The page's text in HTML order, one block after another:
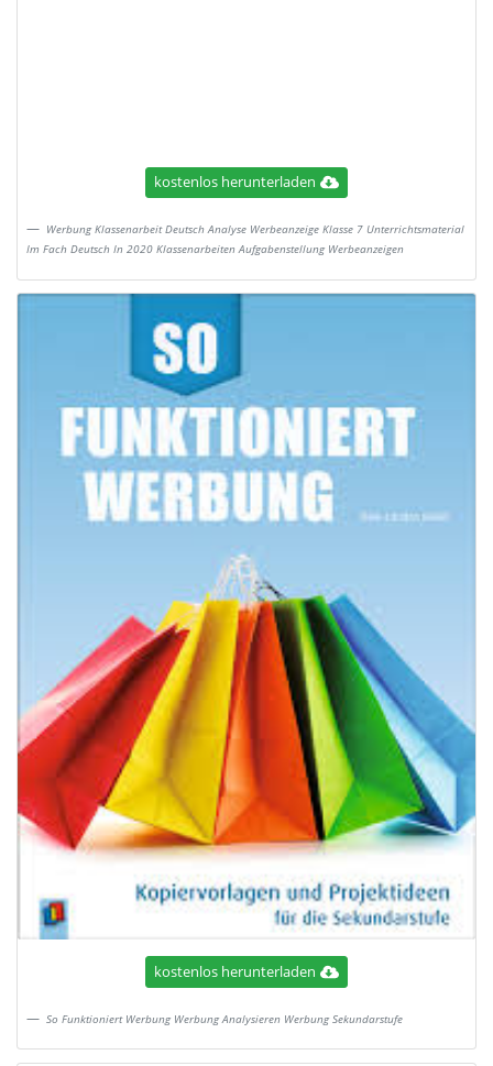
kostenlos herunterladen
Werbung Klassenarbeit Deutsch Analyse Werbeanzeige Klasse 7 Unterrichtsmaterial
Im Fach Deutsch In 2020 Klassenarbeiten Aufgabenstellung Werbeanzeigen
kostenlos herunterladen
So Funktioniert Werbung Werbung Analysieren Werbung Sekundarstufe